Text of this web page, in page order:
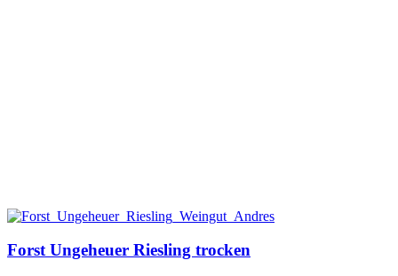
Forst Ungeheuer Riesling trocken